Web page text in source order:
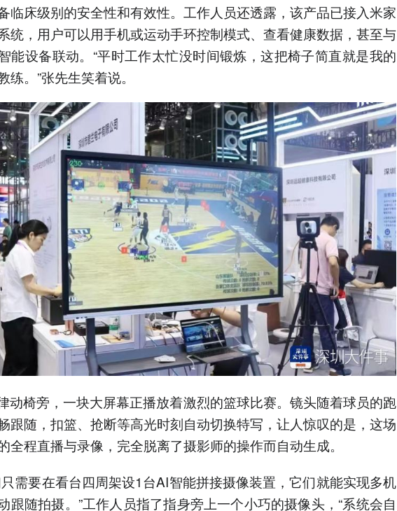
临床级别的安全性和有效性。工作人员还透露，该产品已接入米家
统，用户可以用手机或运动手环控制模式、查看健康数据，甚至与
能设备联动。“平时工作太忙没时间锻炼，这把椅子简直就是我的
练。”张先生笑着说。
动椅旁，一块大屏幕正播放着激烈的篮球比赛。镜头随着球员的跑
跟随，扣篮、抢断等高光时刻自动切换特写，让人惊叹的是，这场
全程直播与录像，完全脱离了摄影师的操作而自动生成。
只需要在看台四周架设1台AI智能拼接摄像装置，它们就能实现多机
跟随拍摄。”工作人员指了指身旁上一个小巧的摄像头，“系统会自